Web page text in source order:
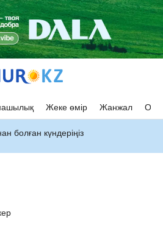
Жеке өмір Жанжал
болған күндеріңіз